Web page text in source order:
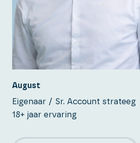
August
Eigenaar / Sr. Account strateeg
18+ jaar ervaring